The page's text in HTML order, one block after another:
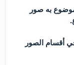
به صور
أقسام الصور